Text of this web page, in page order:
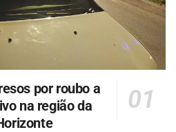
por roubo a
na região da